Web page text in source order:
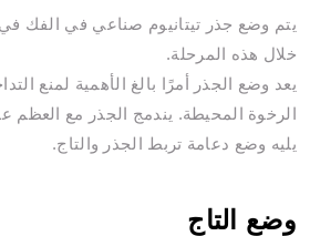
يتم وضع جذر تيتانيوم صناعي في الفك
خلال هذه المرحلة.
يعد وضع الجذر أمرًا بالغ الأهمية لمنع
الرخوة المحيطة. يندمج الجذر مع
يليه وضع دعامة تربط الجذر والتاج.
وضع التاج